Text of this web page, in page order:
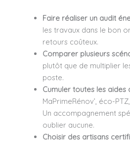
Faire réaliser un audit
les travaux dans le bon
retours coûteux.
Comparer plusieurs
plutôt que de multiplier
poste.
Cumuler toutes les aides
MaPrimeRénov’, éco-
Un accompagnement
oublier aucune.
Choisir des artisans